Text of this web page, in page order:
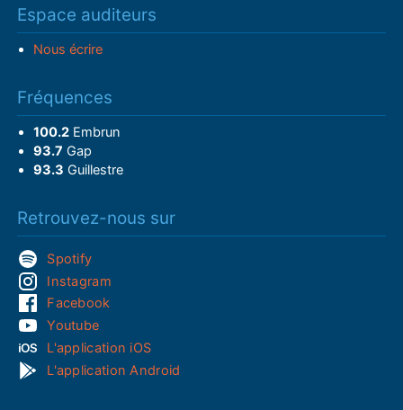
Espace auditeurs
Nous écrire
Fréquences
100.2Embrun
93.7 Gap
93.3 Guillestre
Retrouvez-nous sur
Spotify
Instagram
Facebook
Youtube
L'application iOS
L'application Android